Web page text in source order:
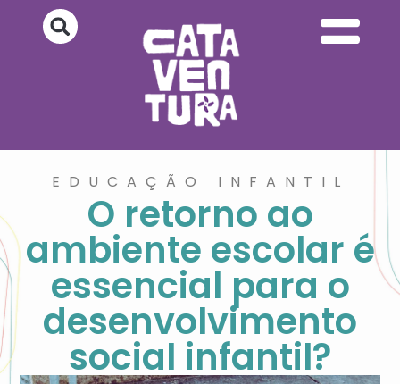
EDUCAÇÃO INFANTIL
O retorno ao
ambiente escolar é
essencial para o
desenvolvimento
social infantil?